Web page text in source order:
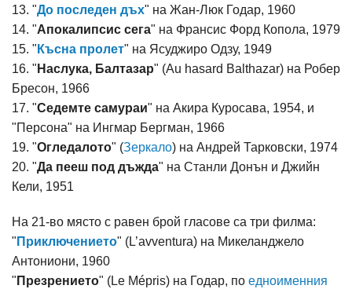
13. "До последен дъх" на Жан-Люк Годар, 1960
14. "Апокалипсис сега" на Франсис Форд Копола, 1979
15. " Късна пролет" на Ясуджиро Одзу, 1949
16. " Наслука, Балтазар" (Au hasard Balthazar) на Робер
Бресон, 1966
17. "Седемте самураи" на Акира Куросава, 1954, и
"Персона" на Ингмар Бергман, 1966
19. "Огледалото" (Зеркало) на Андрей Тарковски, 1974
20. "Да пееш под дъжда" на Станли Донън и Джийн
Кели, 1951
На 21-во място с равен брой гласове са три филма:
" Приключението" (L’avventura) на Микеланджело
Антониони, 1960
" Презрението" (Le Mépris) на Годар, по едноименния